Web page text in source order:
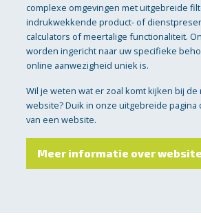
complexe omgevingen met uitgebreide
indrukwekkende product- of
calculators of meertalige functionaliteit.
worden ingericht naar uw specifieke
online aanwezigheid uniek is.
Wil je weten wat er zoal komt kijken bij de
website? Duik in onze uitgebreide pagina
van een website.
Meer informatie over